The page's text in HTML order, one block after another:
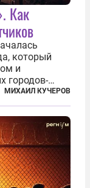
Как
который
и
городов-
телеграммы
1941-
обороны...
МИХАИЛ КУЧЕРОВ